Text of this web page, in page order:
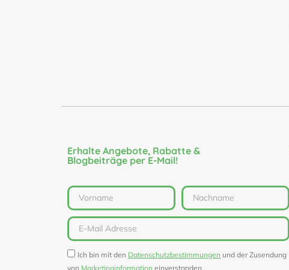
Erhalte Angebote, Rabatte &
Blogbeiträge per E-Mail!
Ich bin mit den Datenschutzbestimmungen und der Zusendung
von Marketinginformation einverstanden.